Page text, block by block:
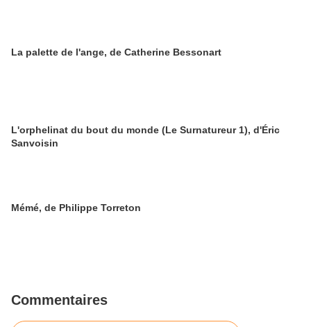
La palette de l'ange, de Catherine Bessonart
L'orphelinat du bout du monde (Le Surnatureur 1), d'Éric
Sanvoisin
Mémé, de Philippe Torreton
Commentaires